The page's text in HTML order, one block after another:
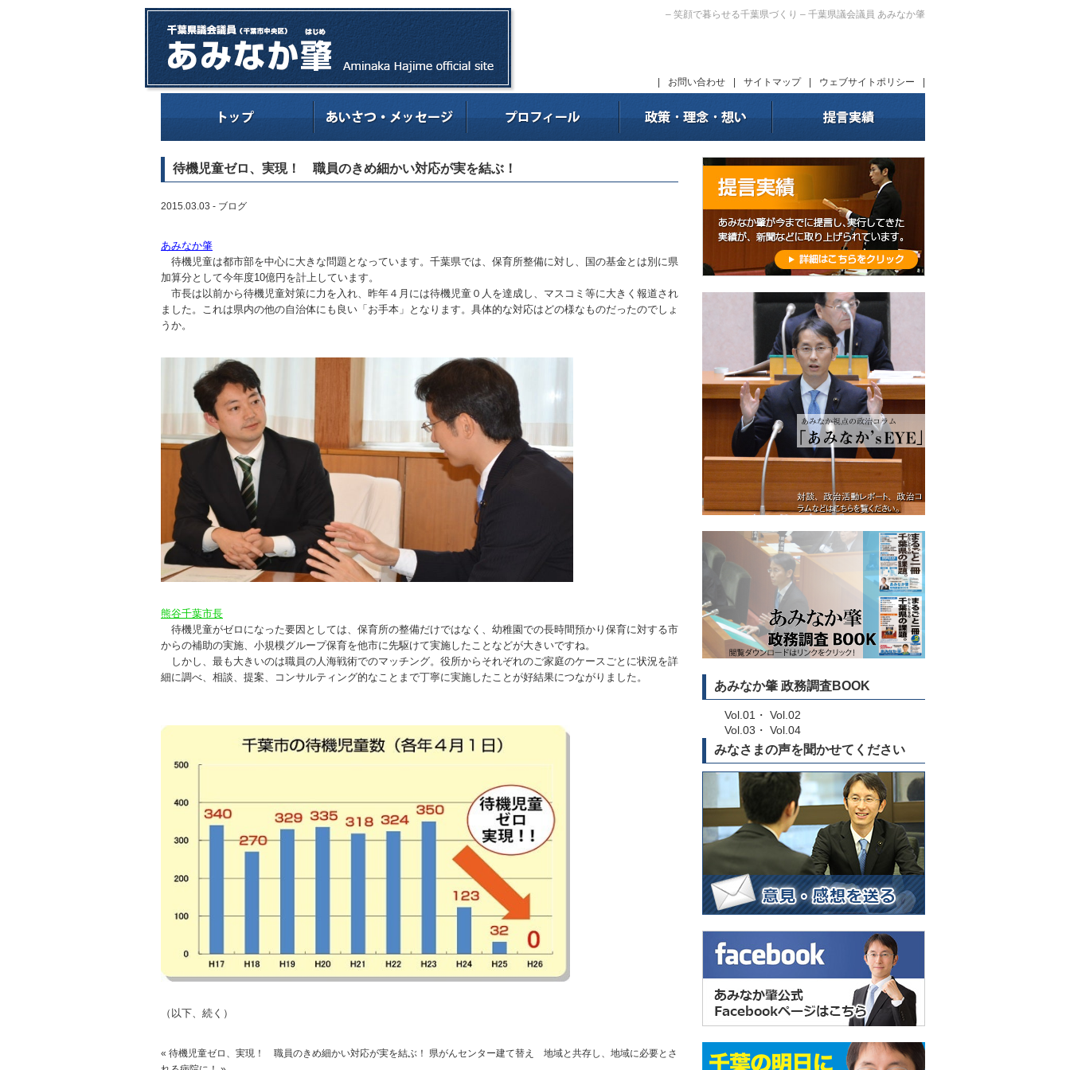
– 笑顔で暮らせる千葉県づくり – 千葉県議会議員 あみなか肇
お問い合わせ サイトマップ ウェブサイトポリシー
待機児童ゼロ、実現！ 職員のきめ細かい対応が実を結ぶ！
2015.03.03 - ブログ
あみなか肇
待機児童は都市部を中心に大きな問題となっています。千葉県では、保育所整備に対し、国の基金とは別に県
加算分として今年度10億円を計上しています。
市長は以前から待機児童対策に力を入れ、昨年４月には待機児童０人を達成し、マスコミ等に大きく報道され
ました。これは県内の他の自治体にも良い「お手本」となります。具体的な対応はどの様なものだったのでしょ
うか。
熊谷千葉市長
待機児童がゼロになった要因としては、保育所の整備だけではなく、幼稚園での長時間預かり保育に対する市
からの補助の実施、小規模グループ保育を他市に先駆けて実施したことなどが大きいですね。
しかし、最も大きいのは職員の人海戦術でのマッチング。役所からそれぞれのご家庭のケースごとに状況を詳
細に調べ、相談、提案、コンサルティング的なことまで丁寧に実施したことが好結果につながりました。
（以下、続く）
« 待機児童ゼロ、実現！ 職員のきめ細かい対応が実を結ぶ！
県がんセンター建て替え 地域と共存し、地域に必要とさ
あみなか肇 政務調査BOOK
Vol.01 ・ Vol.02
Vol.03 ・ Vol.04
みなさまの声を聞かせてください